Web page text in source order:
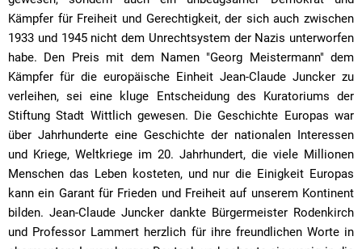
Kämpfer für Freiheit und Gerechtigkeit, der sich auch zwischen
1933 und 1945 nicht dem Unrechtsystem der Nazis unterworfen
habe. Den Preis mit dem Namen "Georg Meistermann" dem
Kämpfer für die europäische Einheit Jean-Claude Juncker zu
verleihen, sei eine kluge Entscheidung des Kuratoriums der
Stiftung Stadt Wittlich gewesen. Die Geschichte Europas war
über Jahrhunderte eine Geschichte der nationalen Interessen
und Kriege, Weltkriege im 20. Jahrhundert, die viele Millionen
Menschen das Leben kosteten, und nur die Einigkeit Europas
kann ein Garant für Frieden und Freiheit auf unserem Kontinent
bilden. Jean-Claude Juncker dankte Bürgermeister Rodenkirch
und Professor Lammert herzlich für ihre freundlichen Worte in